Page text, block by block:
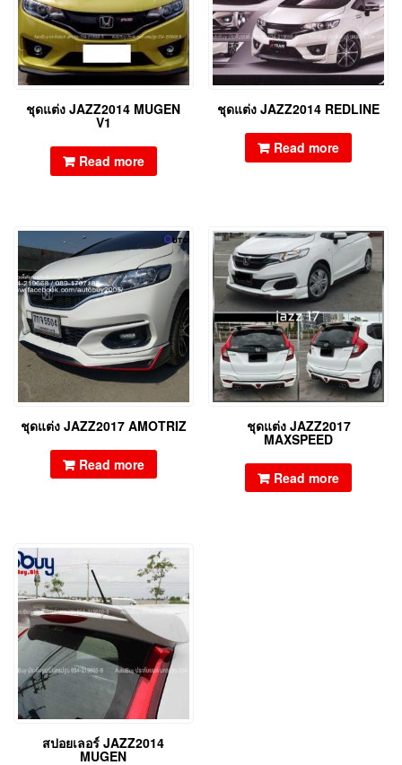
ชุดแต่ง JAZZ2014 MUGEN
V1
Read more
ชุดแต่ง JAZZ2014 REDLINE
Read more
ชุดแต่ง JAZZ2017 AMOTRIZ
Read more
ชุดแต่ง JAZZ2017
MAXSPEED
Read more
สปอยเลอร์ JAZZ2014
MUGEN